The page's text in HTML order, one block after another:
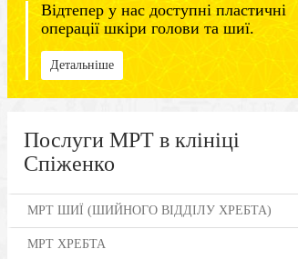
Відтепер у нас доступні пластичні
операції шкіри голови та шиї.
Детальніше
Послуги МРТ в клініці
Спіженко
МРТ ШИЇ (ШИЙНОГО ВІДДІЛУ ХРЕБТА)
МРТ ХРЕБТА